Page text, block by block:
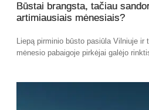
Būstai brangsta, tačiau
artimiausiais mėnesiais?
Liepą pirminio būsto pasiūla Vilniuje
mėnesio pabaigoje pirkėjai galėjo